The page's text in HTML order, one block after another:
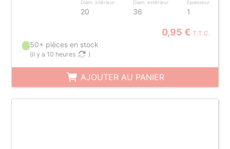
Diam. intérieur
20
Diam. extérieur
36
Epaisseur
1
0,95 € T.T.C.
50+ pièces en stock
(il y a 10 heures )
AJOUTER AU PANIER